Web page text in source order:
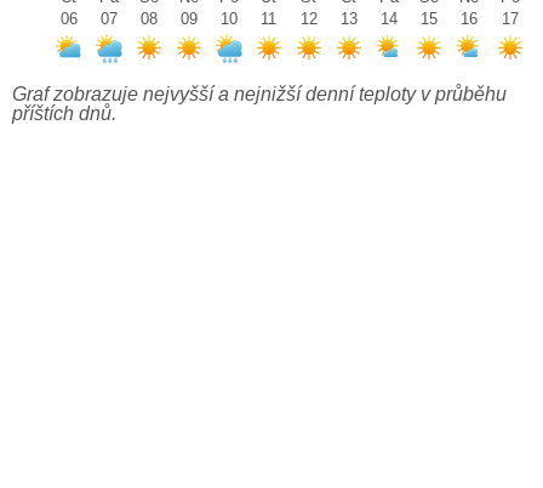
06
07
08
09
10
11
12
13
14
15
16
17
Graf zobrazuje nejvyšší a nejnižší denní teploty v průběhu
příštích dnů.